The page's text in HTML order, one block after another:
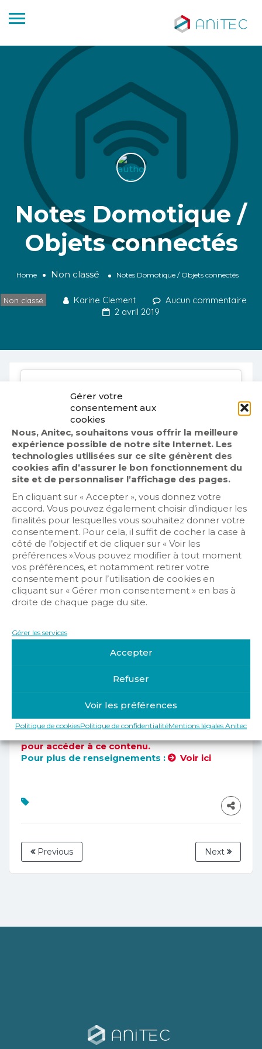
Gérer votre
consentement aux
cookies
Nous, Anitec, souhaitons vous offrir la meilleure
expérience possible de notre site Internet. Les
technologies utilisées sur ce site génèrent des
cookies afin d’assurer le bon fonctionnement du
site et de personnaliser l’affichage des pages.
En cliquant sur « Accepter », vous donnez votre
accord. Vous pouvez également choisir d’indiquer les
finalités pour lesquelles vous souhaitez donner votre
consentement. Pour cela, il suffit de cocher la case à
côté de l’objectif et de cliquer sur « Voir les
préférences ».Vous pouvez modifier à tout moment
vos préférences, et notamment retirer votre
consentement pour l’utilisation de cookies en
cliquant sur « Gérer mon consentement » en bas à
droite de chaque page du site.
Gérer les services
Accepter
Refuser
Voir les préférences
Politique de cookiesPolitique de confidentialitéMentions légales Anitec
Notes Domotique /
Objets connectés
Home Non classé Notes Domotique / Objets connectés
Non classé Karine Clement Aucun commentaire
2 avril 2019
Tweets by fr_anitec
Cliquez sur « J’accepte » pour activer
Twitter
Politique de cookies
J’accepte
VOUS N’ÊTES
PAS AUTORISÉ
POUR AVOIR
ACCÈS À CES
INFORMATIONS.
pour accéder à ce contenu.
Pour plus de renseignements :
Voir ici
Previous Next